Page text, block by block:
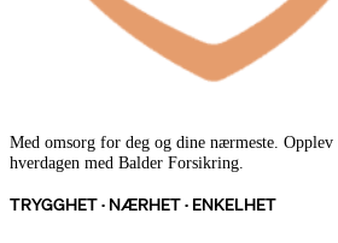
Med omsorg for deg og dine nærmeste.
hverdagen med Balder Forsikring.
TRYGGHET · NÆRHET · ENKELHET